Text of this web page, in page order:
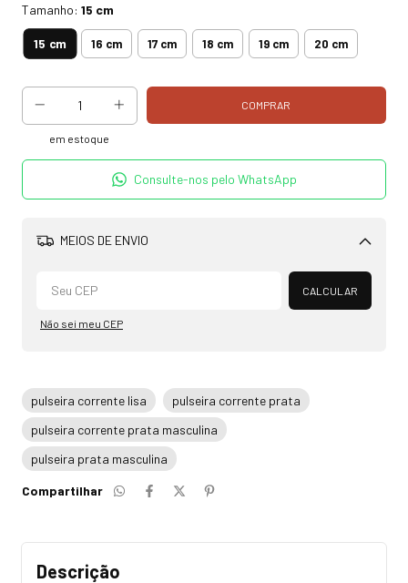
Tamanho: 15 cm
15 cm 16 cm 17 cm 18 cm 19 cm 20 cm
em estoque
Consulte-nos pelo WhatsApp
MEIOS DE ENVIO
Alterar CEP
CALCULAR
Não sei meu CEP
pulseira corrente lisa
pulseira corrente prata
pulseira corrente prata masculina
pulseira prata masculina
Compartilhar
Descrição